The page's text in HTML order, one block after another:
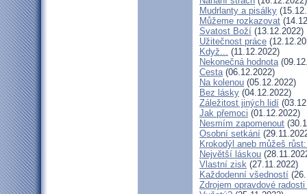
Mudrlanty a pisálky
Můžeme rozkazovat
Svatost Boží (13.12.2022)
Užitečnost práce
Když... (11.12.2022)
Nekonečná hodnota
Cesta(06.12.2022)
Na kolenou (05.12.2022)
Bez lásky (04.12.2022)
Záležitost jiných lidí
Jak přemoci (01.12.2022)
Nesmím zapomenout
Osobní setkání
Krokodýl aneb můžeš
Největší láskou
Vlastní zisk (27.11.2022)
Každodenní všedností
Zdrojem opravdové